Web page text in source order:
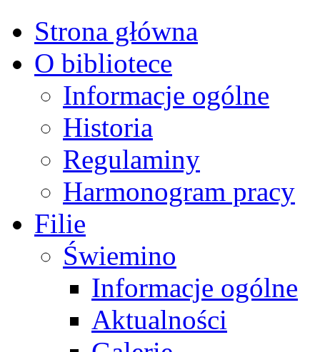
Strona główna
O bibliotece
Informacje ogólne
Historia
Regulaminy
Harmonogram pracy
Filie
Świemino
Informacje ogólne
Aktualności